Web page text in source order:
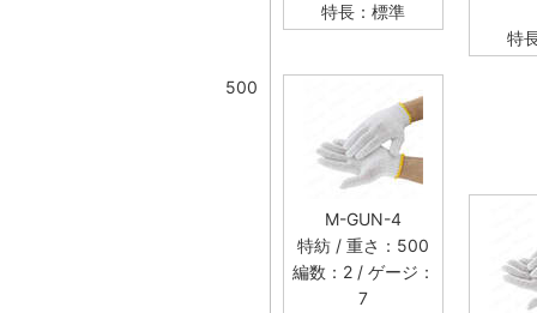
特長：標準
特
500
M-GUN-4
特紡 / 重さ：500
編数：2 / ゲージ：
7